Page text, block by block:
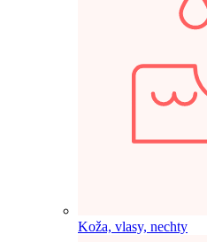
Koža, vlasy, nechty